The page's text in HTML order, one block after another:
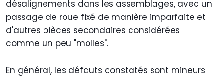
désalignements dans les assemblages, avec un
passage de roue fixé de manière imparfaite et
d'autres pièces secondaires considérées
comme un peu "molles".
En général, les défauts constatés sont mineurs